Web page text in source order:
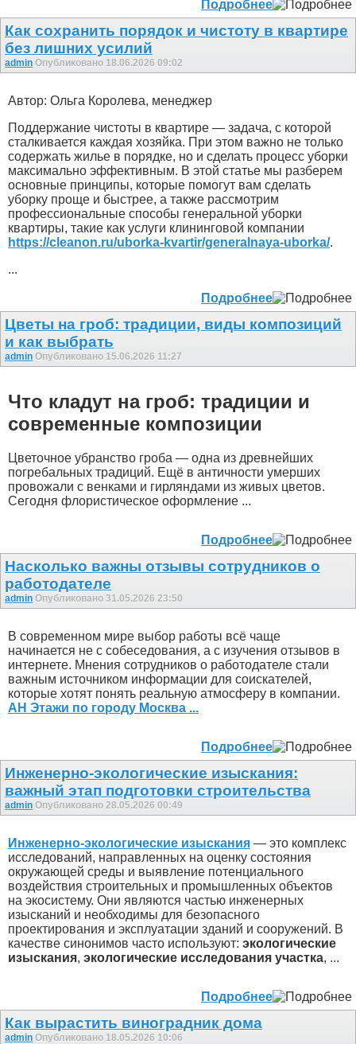
Подробнее
Как сохранить порядок и чистоту в квартире
без лишних усилий
admin Опубликовано 18.06.2026 09:02
Автор: Ольга Королева, менеджер
Поддержание чистоты в квартире — задача, с которой
сталкивается каждая хозяйка. При этом важно не только
содержать жилье в порядке, но и сделать процесс уборки
максимально эффективным. В этой статье мы разберем
основные принципы, которые помогут вам сделать
уборку проще и быстрее, а также рассмотрим
профессиональные способы генеральной уборки
квартиры, такие как услуги клининговой компании
https://cleanon.ru/uborka-kvartir/generalnaya-uborka/.
...
Подробнее
Цветы на гроб: традиции, виды композиций
и как выбрать
admin Опубликовано 15.06.2026 11:27
Что кладут на гроб: традиции и
современные композиции
Цветочное убранство гроба — одна из древнейших
погребальных традиций. Ещё в античности умерших
провожали с венками и гирляндами из живых цветов.
Сегодня флористическое оформление ...
Подробнее
Насколько важны отзывы сотрудников о
работодателе
admin Опубликовано 31.05.2026 23:50
В современном мире выбор работы всё чаще
начинается не с собеседования, а с изучения отзывов в
интернете. Мнения сотрудников о работодателе стали
важным источником информации для соискателей,
которые хотят понять реальную атмосферу в компании.
АН Этажи по городу Москва ...
Подробнее
Инженерно-экологические изыскания:
важный этап подготовки строительства
admin Опубликовано 28.05.2026 00:49
Инженерно-экологические изыскания — это комплекс
исследований, направленных на оценку состояния
окружающей среды и выявление потенциального
воздействия строительных и промышленных объектов
на экосистему. Они являются частью инженерных
изысканий и необходимы для безопасного
проектирования и эксплуатации зданий и сооружений. В
качестве синонимов часто используют: экологические
изыскания, экологические исследования участка, ...
Подробнее
Как вырастить виноградник дома
admin Опубликовано 18.05.2026 10:06